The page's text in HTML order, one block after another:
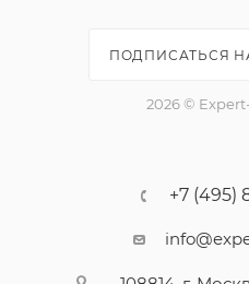
ПОДПИСАТЬСЯ
2026 ©
+7 (495)